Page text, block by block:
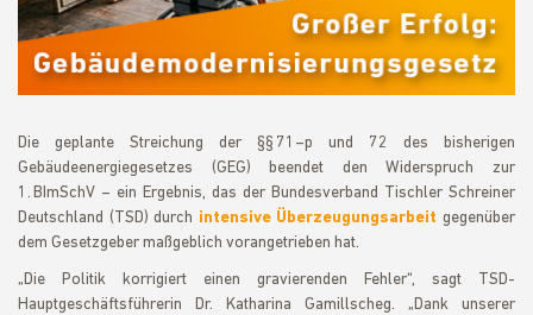
Die geplante Streichung der §§ 71–p und 72 des bisherigen
Gebäudeenergiegesetzes (GEG) beendet den Widerspruch zur
1. BImSchV – ein Ergebnis, das der Bundesverband Tischler Schreiner
Deutschland (TSD) durch intensive Überzeugungsarbeit gegenüber
dem Gesetzgeber maßgeblich vorangetrieben hat.
„Die Politik korrigiert einen gravierenden Fehler“, sagt TSD-
Hauptgeschäftsführerin Dr. Katharina Gamillscheg. „Dank unserer